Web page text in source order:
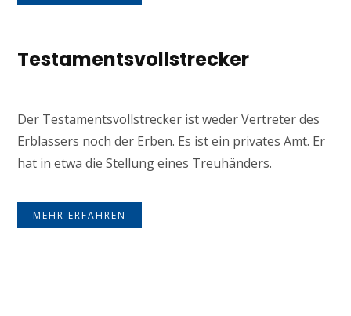
Testamentsvollstrecker
Der Testamentsvollstrecker ist weder Vertreter des
Erblassers noch der Erben. Es ist ein privates Amt. Er
hat in etwa die Stellung eines Treuhänders.
MEHR ERFAHREN